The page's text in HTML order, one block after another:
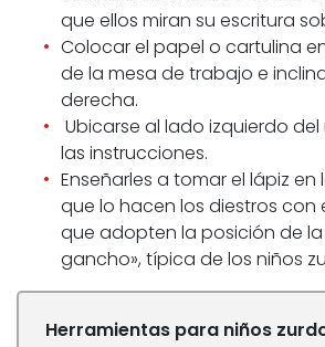
que ellos miran su escritura
Colocar el papel o cartulina
de la mesa de trabajo e
derecha.
Ubicarse al lado izquierdo
las instrucciones.
Enseñarles a tomar el lápiz
que lo hacen los diestros con
que adopten la posición de la
gancho», típica de los niños
Herramientas para niños